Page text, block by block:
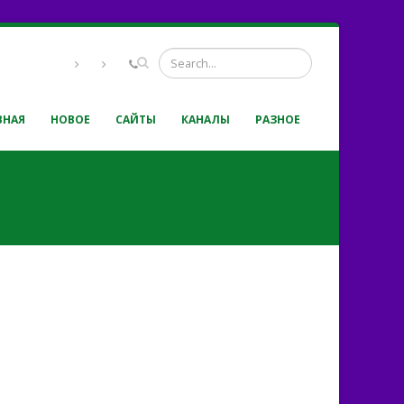
НОВОЕ САЙТЫ КАНАЛЫ РАЗНОЕ